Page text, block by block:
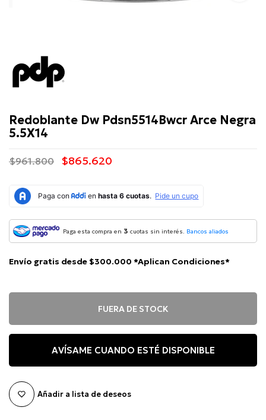
Redoblante Dw Pdsn5514Bwcr Arce Negra
5.5X14
$961.800 $865.620
Paga esta compra en 3 cuotas sin interés. Bancos aliados
Envío gratis desde $300.000 *Aplican Condiciones*
FUERA DE STOCK
AVÍSAME CUANDO ESTÉ DISPONIBLE
Añadir a lista de deseos